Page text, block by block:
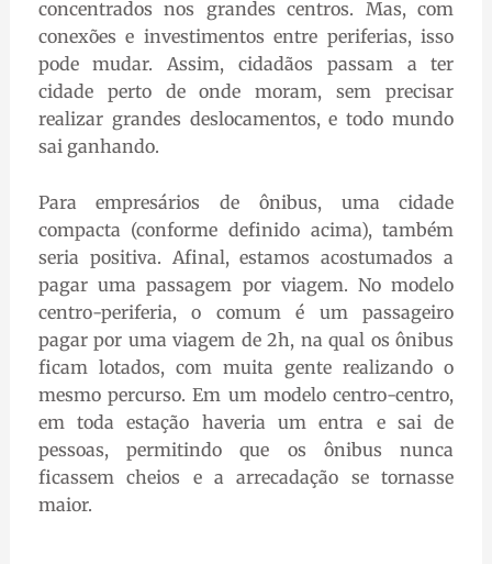
concentrados nos grandes centros. Mas, com
conexões e investimentos entre periferias, isso
pode mudar. Assim, cidadãos passam a ter
cidade perto de onde moram, sem precisar
realizar grandes deslocamentos, e todo mundo
sai ganhando.
Para empresários de ônibus, uma cidade
compacta (conforme definido acima), também
seria positiva. Afinal, estamos acostumados a
pagar uma passagem por viagem. No modelo
centro-periferia, o comum é um passageiro
pagar por uma viagem de 2h, na qual os ônibus
ficam lotados, com muita gente realizando o
mesmo percurso. Em um modelo centro-centro,
em toda estação haveria um entra e sai de
pessoas, permitindo que os ônibus nunca
ficassem cheios e a arrecadação se tornasse
maior.